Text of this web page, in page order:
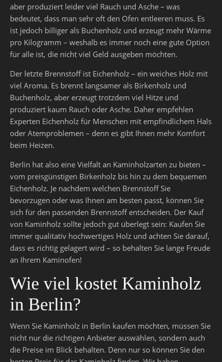
aber produziert leider viel Rauch und Asche – was
bedeutet, dass man sehr oft den Ofen entleeren muss. Es
ist jedoch billiger als Buchenholz und erzeugt mehr Wärme
pro Kilogramm – weshalb es immer noch eine gute Option
für alle ist, die nicht viel Geld ausgeben möchten.
Der letzte Brennstoff ist Eichenholz – ein weiches Holz mit
viel Aroma. Es brennt langsamer als Birkenholz und
Buchenholz, aber erzeugt trotzdem viel Hitze und
produziert kaum Rauch oder Asche. Daher empfehlen
Experten Eichenholz für Menschen mit empfindlichem Hals
oder Atemproblemen – denn es gibt Ihnen mehr Komfort
beim Heizen.
Berlin hat also eine Vielfalt an Kaminholzarten zu bieten –
vom preisgünstigen Birkenholz bis hin zu dem bequemen
Eichenholz. Je nachdem welchen Brennstoff Sie
bevorzugen oder was Ihnen am besten passt, können Sie
sich für den passenden Brennstoff entscheiden. Der Kauf
von Kaminholz sollte jedoch gut überlegt sein: Kaufen Sie
immer qualitativ hochwertiges Holz und achten Sie darauf,
dass es richtig gelagert wird – so behalten Sie lange Freude
an Ihrem Kaminofen!
Wie viel kostet Kaminholz
in Berlin?
Wenn Sie Kaminholz in Berlin kaufen möchten, müssen Sie
nicht nur die richtigen Anbieter auswählen, sondern auch
die Preise im Blick behalten. Denn nur so können Sie den